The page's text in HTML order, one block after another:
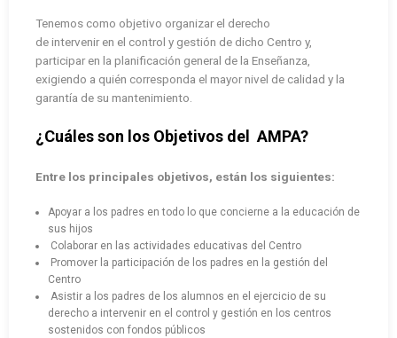
Tenemos como objetivo organizar el derecho
de intervenir en el control y gestión de dicho Centro y,
participar en la planificación general de la Enseñanza,
exigiendo a quién corresponda el mayor nivel de calidad y la
garantía de su mantenimiento.
¿Cuáles son los Objetivos del AMPA?
Entre los principales objetivos, están los siguientes:
Apoyar a los padres en todo lo que concierne a la educación de
sus hijos
Colaborar en las actividades educativas del Centro
Promover la participación de los padres en la gestión del
Centro
Asistir a los padres de los alumnos en el ejercicio de su
derecho a intervenir en el control y gestión en los centros
sostenidos con fondos públicos